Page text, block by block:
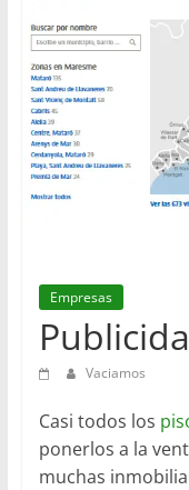
Tipo
de
Vaciados
en
Barcelona
Empresas
Vaciamos
Casi todos los
ponerlos a la
muchas